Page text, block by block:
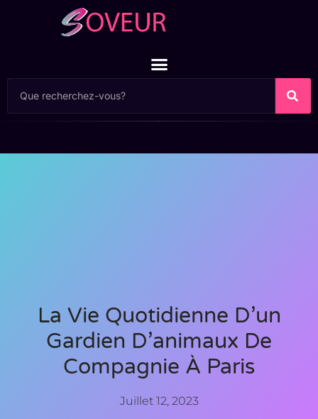
La Vie Quotidienne D’un
Gardien D’animaux De
Compagnie À Paris
Juillet 12, 2023